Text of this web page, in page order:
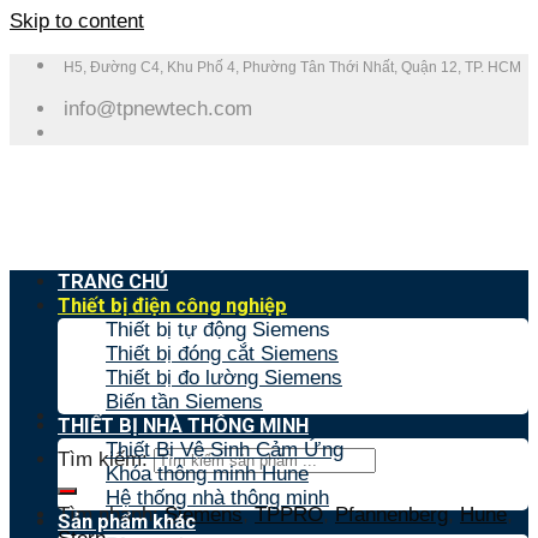
Skip to content
H5, Đường C4, Khu Phố 4, Phường Tân Thới Nhất, Quận 12, TP. HCM
info@tpnewtech.com
Tìm kiếm:
Tìm nhanh:Siemens,TPPRO,Pfannenberg,Hune,
TRANG CHỦ
Thiết bị điện công nghiệp
Thiết bị tự động Siemens
Thiết bị đóng cắt Siemens
Thiết bị đo lường Siemens
Biến tần Siemens
THIẾT BỊ NHÀ THÔNG MINH
Thiết Bị Vệ Sinh Cảm Ứng
Khóa thông minh Hune
Hệ thống nhà thông minh
Sản phẩm khác